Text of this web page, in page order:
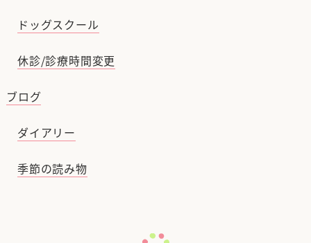
ドッグスクール
休診/診療時間変更
ブログ
ダイアリー
季節の読み物